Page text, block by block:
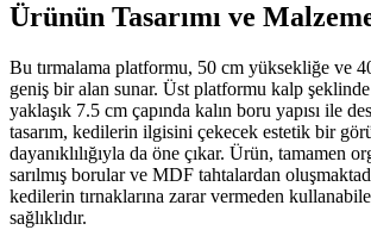
Ürünün Tasarımı ve
Bu tırmalama platformu, 50 cm yüksekliğe ve
geniş bir alan sunar. Üst platformu kalp şeklinde
yaklaşık 7.5 cm çapında kalın boru yapısı ile
tasarım, kedilerin ilgisini çekecek estetik bir
dayanıklılığıyla da öne çıkar. Ürün, tamamen
sarılmış borular ve MDF tahtalardan
kedilerin tırnaklarına zarar vermeden
sağlıklıdır.